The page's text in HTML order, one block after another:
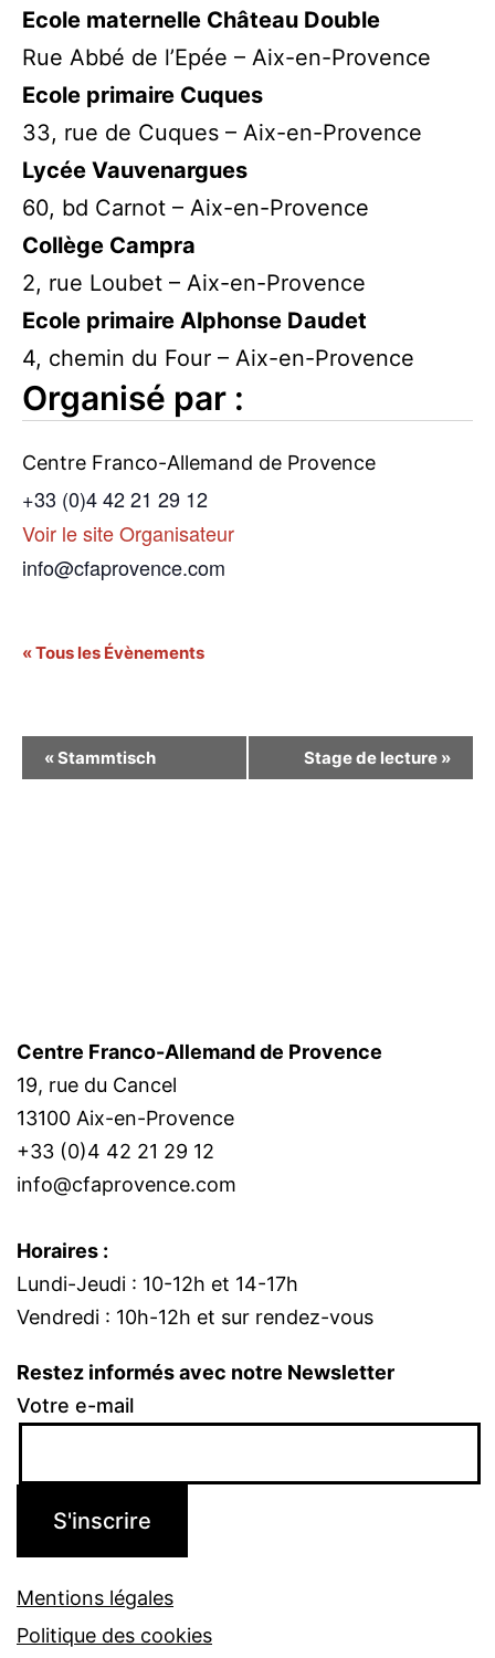
Ecole maternelle Château Double
Rue Abbé de l’Epée – Aix-en-Provence
Ecole primaire Cuques
33, rue de Cuques – Aix-en-Provence
Lycée Vauvenargues
60, bd Carnot – Aix-en-Provence
Collège Campra
2, rue Loubet – Aix-en-Provence
Ecole primaire Alphonse Daudet
4, chemin du Four – Aix-en-Provence
Organisé par :
Centre Franco-Allemand de Provence
+33 (0)4 42 21 29 12
Voir le site Organisateur
info@cfaprovence.com
« Tous les Évènements
Navigation
«Stammtisch Stage de lecture »
Centre Franco-Allemand de Provence
19, rue du Cancel
13100 Aix-en-Provence
+33 (0)4 42 21 29 12
info@cfaprovence.com
Horaires :
Lundi-Jeudi : 10-12h et 14-17h
Vendredi : 10h-12h et sur rendez-vous
Restez informés avec notre Newsletter
Votre e-mail
Mentions légales
Politique des cookies